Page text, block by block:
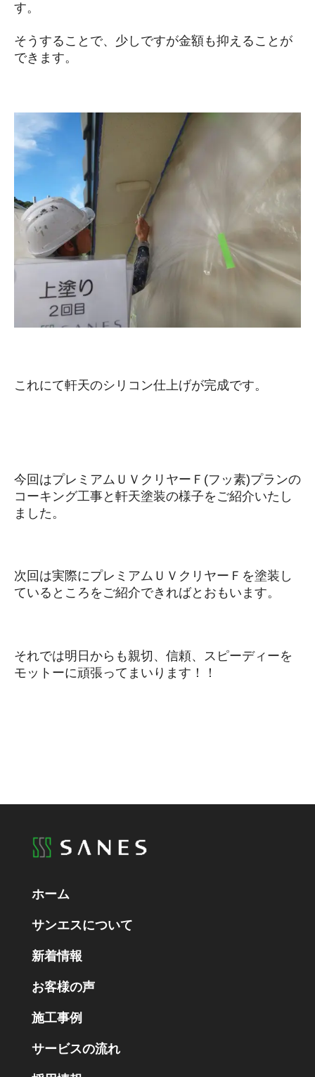
す。
そうすることで、少しですが金額も抑えることが
できます。
これにて軒天のシリコン仕上げが完成です。
今回はプレミアムＵＶクリヤーＦ(フッ素)プランの
コーキング工事と軒天塗装の様子をご紹介いたし
ました。
次回は実際にプレミアムＵＶクリヤーＦを塗装し
ているところをご紹介できればとおもいます。
それでは明日からも親切、信頼、スピーディーを
モットーに頑張ってまいります！！
ホーム
サンエスについて
新着情報
お客様の声
施工事例
サービスの流れ